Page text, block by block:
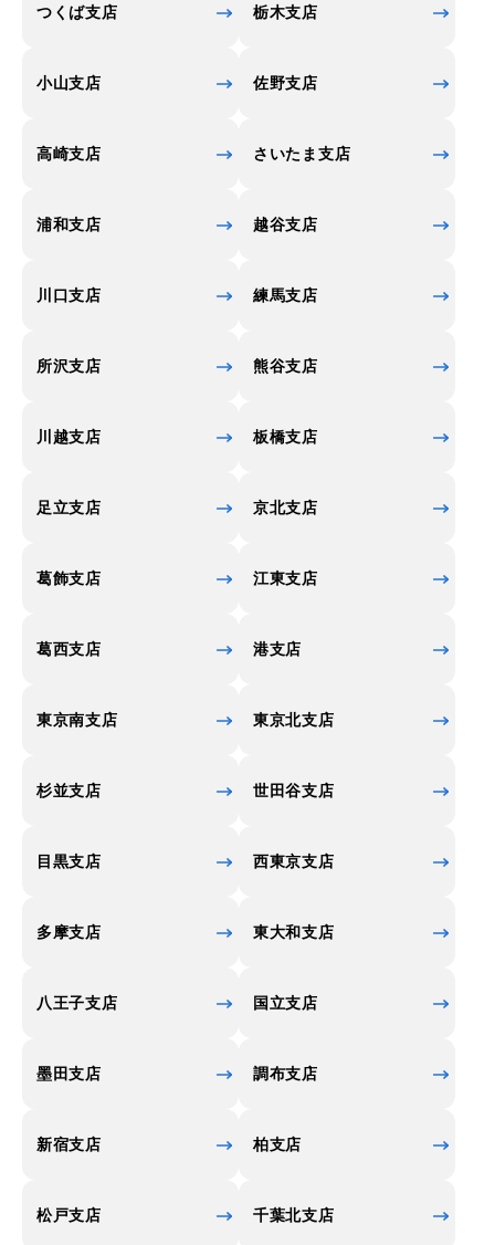
つくば支店 栃木支店
小山支店 佐野支店
高崎支店 さいたま支店
浦和支店 越谷支店
川口支店 練馬支店
所沢支店 熊谷支店
川越支店 板橋支店
足立支店 京北支店
葛飾支店 江東支店
葛西支店 港支店
東京南支店 東京北支店
杉並支店 世田谷支店
目黒支店 西東京支店
多摩支店 東大和支店
八王子支店 国立支店
墨田支店 調布支店
新宿支店 柏支店
松戸支店 千葉北支店